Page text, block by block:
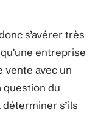
s’avérer très
entreprise
vente avec un
question du
s’ils